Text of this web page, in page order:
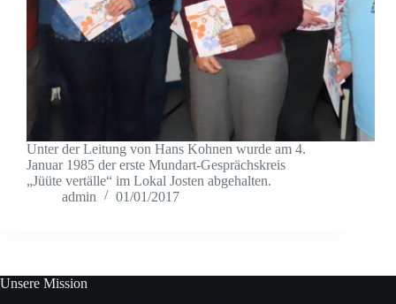
Unter der Leitung von Hans Kohnen wurde am 4.
Januar 1985 der erste Mundart-Gesprächskreis
„Jüüte vertälle“ im Lokal Josten abgehalten.
admin
01/01/2017
Unsere Mission